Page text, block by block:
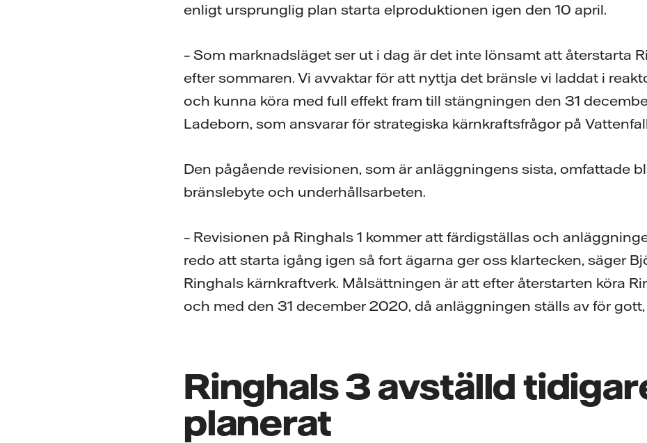
enligt ursprunglig plan starta elproduktionen igen den 10 april.
– Som marknadsläget ser ut i dag är det inte lönsamt att återstarta
efter sommaren. Vi avvaktar för att nyttja det bränsle vi laddat i
och kunna köra med full effekt fram till stängningen den 31
Ladeborn, som ansvarar för strategiska kärnkraftsfrågor på
Den pågående revisionen, som är anläggningens sista, omfattade
bränslebyte och underhållsarbeten.
– Revisionen på Ringhals 1 kommer att färdigställas och
redo att starta igång igen så fort ägarna ger oss klartecken, säger
Ringhals kärnkraftverk. Målsättningen är att efter återstarten köra
och med den 31 december 2020, då anläggningen ställs av för
Ringhals 3 avställd
planerat